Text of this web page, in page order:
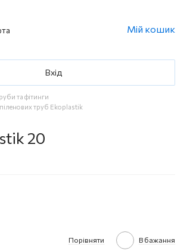
Мій кошик
Вхід
та фітинги
труб Ekoplastik
20
Порівняти В бажання